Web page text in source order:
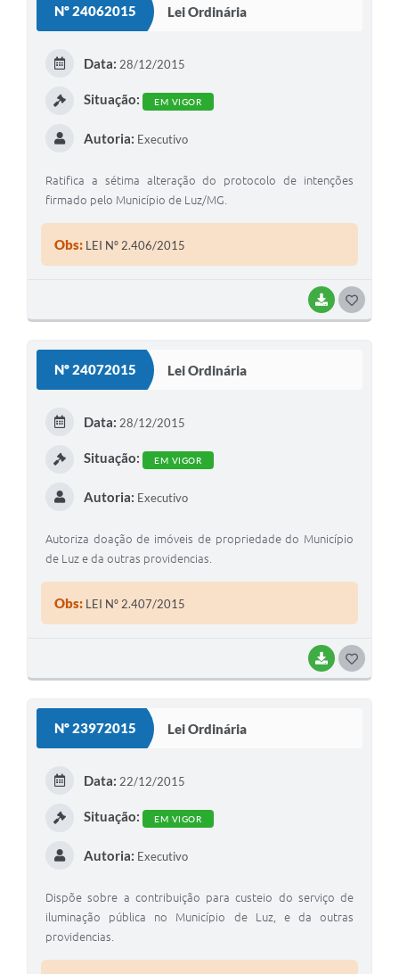
Nº 24062015 Lei Ordinária
BAIXAR
Data: 28/12/2015
Situação: EM VIGOR
Autoria: Executivo
Ratifica a sétima alteração do protocolo de intenções
firmado pelo Município de Luz/MG.
Obs: LEI Nº 2.406/2015
Nº 24072015 Lei Ordinária
BAIXAR
Data: 28/12/2015
Situação: EM VIGOR
Autoria: Executivo
Autoriza doação de imóveis de propriedade do Município
de Luz e da outras providencias.
Obs: LEI Nº 2.407/2015
Nº 23972015 Lei Ordinária
Data: 22/12/2015
Situação: EM VIGOR
Autoria: Executivo
Dispõe sobre a contribuição para custeio do serviço de
iluminação pública no Município de Luz, e da outras
providencias.